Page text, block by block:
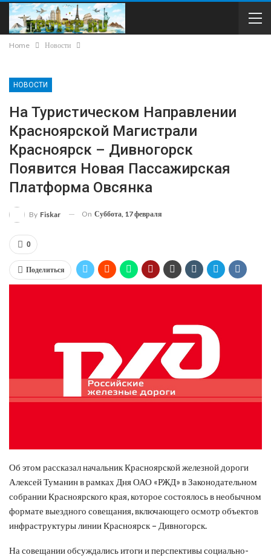
Home Новости
НОВОСТИ
На Туристическом Направлении
Красноярской Магистрали
Красноярск – Дивногорск
Появится Новая Пассажирская
Платформа Овсянка
By Fiskar On Суббота, 17 февраля
0
Поделиться
Об этом рассказал начальник Красноярской железной дороги
Алексей Туманин в рамках Дня ОАО «РЖД» в Законодательном
собрании Красноярского края, которое состоялось в необычном
формате выездного совещания, включающего осмотр объектов
инфраструктуры линии Красноярск – Дивногорск.
На совещании обсуждались итоги и перспективы социально-